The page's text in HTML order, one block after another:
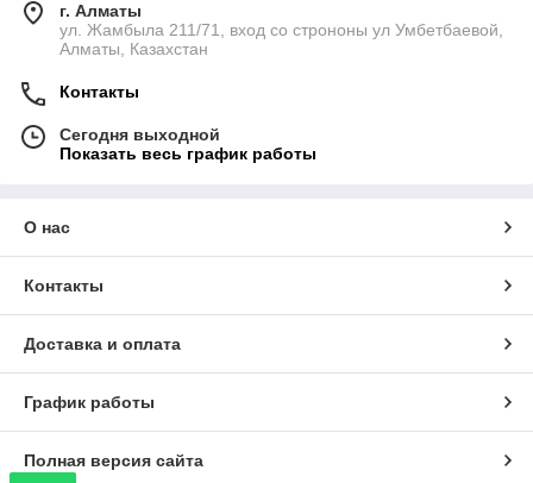
г. Алматы
ул. Жамбыла 211/71, вход со строноны ул Умбетбаевой,
Алматы, Казахстан
Контакты
Сегодня выходной
Показать весь график работы
О нас
Контакты
Доставка и оплата
График работы
Полная версия сайта